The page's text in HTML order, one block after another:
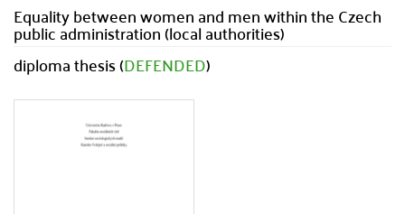
Equality between women and men within the Czech
public administration (local authorities)
diploma thesis (DEFENDED)